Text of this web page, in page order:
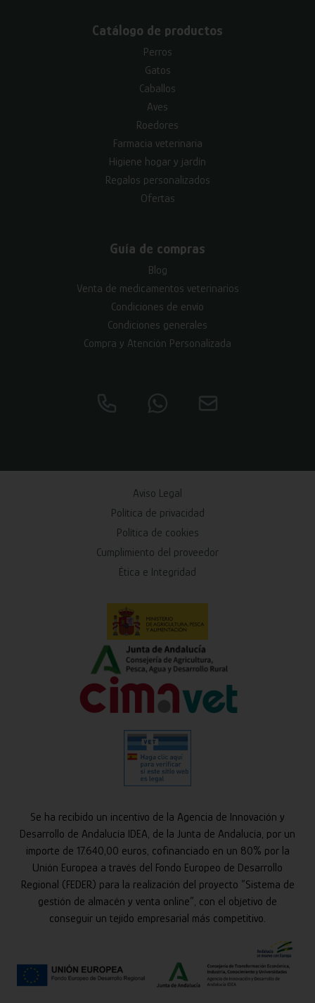
Catálogo de productos
Perros
Gatos
Caballos
Aves
Roedores
Farmacia veterinaria
Higiene hogar y jardín
Regalos personalizados
Ofertas
Guía de compras
Blog
Venta de medicamentos veterinarios
Condiciones de envío
Condiciones generales
Compra y Atención Personalizada
Aviso Legal
Política de privacidad
Política de cookies
Cumplimiento del proveedor
Ética e Integridad
Se ha recibido un incentivo de la Agencia de Innovación y
Desarrollo de Andalucía IDEA, de la Junta de Andalucía, por un
importe de 17.640,00 euros, cofinanciado en un 80% por la
Unión Europea a través del Fondo Europeo de Desarrollo
Regional (FEDER) para la realización del proyecto “Sistema de
gestión de almacén y venta online”, con el objetivo de
conseguir un tejido empresarial más competitivo.